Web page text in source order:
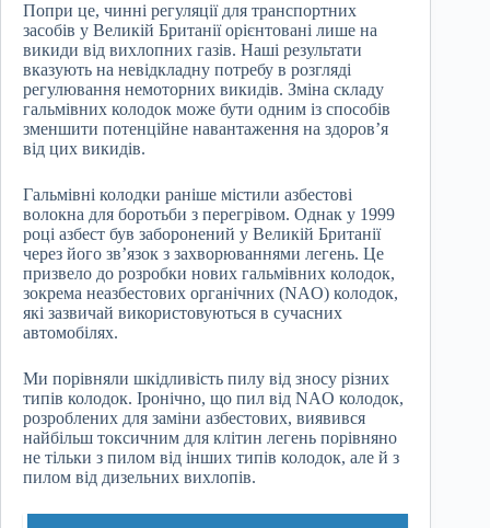
Попри це, чинні регуляції для транспортних
засобів у Великій Британії орієнтовані лише на
викиди від вихлопних газів. Наші результати
вказують на невідкладну потребу в розгляді
регулювання немоторних викидів. Зміна складу
гальмівних колодок може бути одним із способів
зменшити потенційне навантаження на здоров’я
від цих викидів.
Гальмівні колодки раніше містили азбестові
волокна для боротьби з перегрівом. Однак у 1999
році азбест був заборонений у Великій Британії
через його зв’язок з захворюваннями легень. Це
призвело до розробки нових гальмівних колодок,
зокрема неазбестових органічних (NAO) колодок,
які зазвичай використовуються в сучасних
автомобілях.
Ми порівняли шкідливість пилу від зносу різних
типів колодок. Іронічно, що пил від NAO колодок,
розроблених для заміни азбестових, виявився
найбільш токсичним для клітин легень порівняно
не тільки з пилом від інших типів колодок, але й з
пилом від дизельних вихлопів.